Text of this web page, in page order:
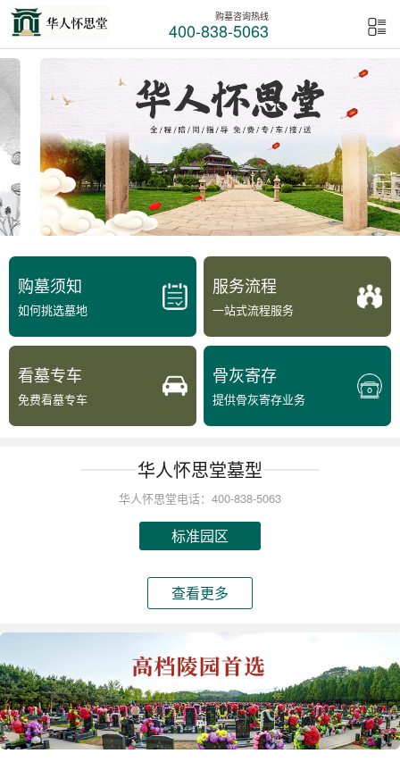
购墓咨询热线
400-838-5063
购墓须知
如何挑选墓地
服务流程
一站式流程服务
看墓专车
免费看墓专车
骨灰寄存
提供骨灰寄存业务
华人怀思堂墓型
华人怀思堂电话：400-838-5063
标准园区
查看更多